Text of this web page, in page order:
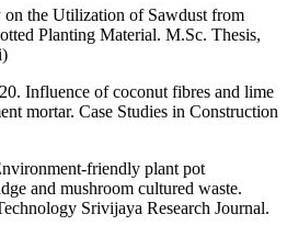
the Utilization of Sawdust from
Planting Material. M.Sc. Thesis,
Influence of coconut fibres and lime
mortar. Case Studies in Construction
friendly plant pot
and mushroom cultured waste.
Srivijaya Research Journal.